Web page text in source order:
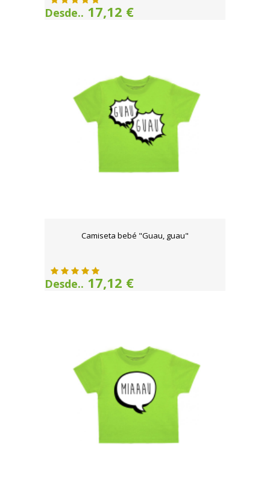
Desde.. 17,12 €
Camiseta bebé "Guau, guau"
Desde.. 17,12 €